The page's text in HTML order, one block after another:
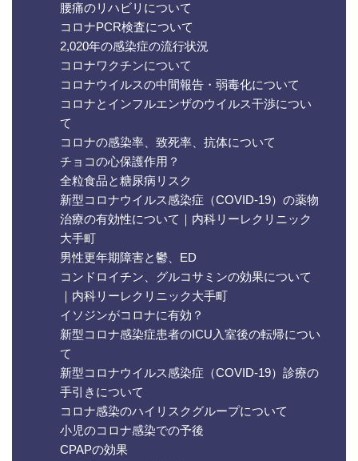
腰痛のリハビリについて
コロナPCR検査について
2,020年の感染症の流行状況
コロナワクチンについて
コロナウイルスの中間報告・弱毒化について
コロナとインフルエンザのウイルス干渉につい
て
コロナの感染率、致死率、抗体について
チョコの心保護作用？
全粒食品と糖尿病リスク
新型コロナウイルス感染症（COVID-19）の薬物
治療の有効性について｜内科リーレクリニック
大手町
男性更年期障害と鬱、ED
コンドロイチン、グルコサミンの効果について
｜内科リーレクリニック大手町
イソジンがコロナに有効？
新型コロナ感染症患者のICU入室後の転帰につい
て
新型コロナウイルス感染症（COVID-19）診療の
手引きについて
コロナ感染のハイリスクグループについて
小児のコロナ感染での予後
CPAPの効果